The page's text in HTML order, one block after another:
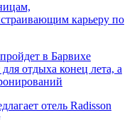
карьеру по
отдыха конец лета, а
отель Radisson